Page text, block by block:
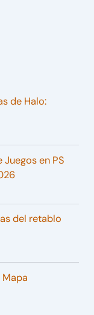
de Halo:
en PS
del retablo